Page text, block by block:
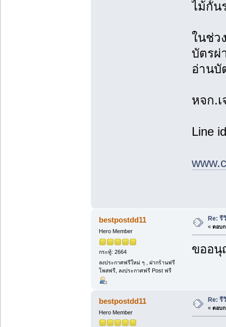
ไม้กั้น
ในช่ว
บัตรผ่
อ่านบั
หจก.
Line
bestpostdd11
Hero Member
กระทู้: 2664
ลงประกาศฟรีใหม่ ๆ , ฝากร้านฟรี
โพสฟรี, ลงประกาศฟรี Post ฟรี
Re: รี
« ตอบก
ขออ
bestpostdd11
Hero Member
Re: รี
« ตอบก